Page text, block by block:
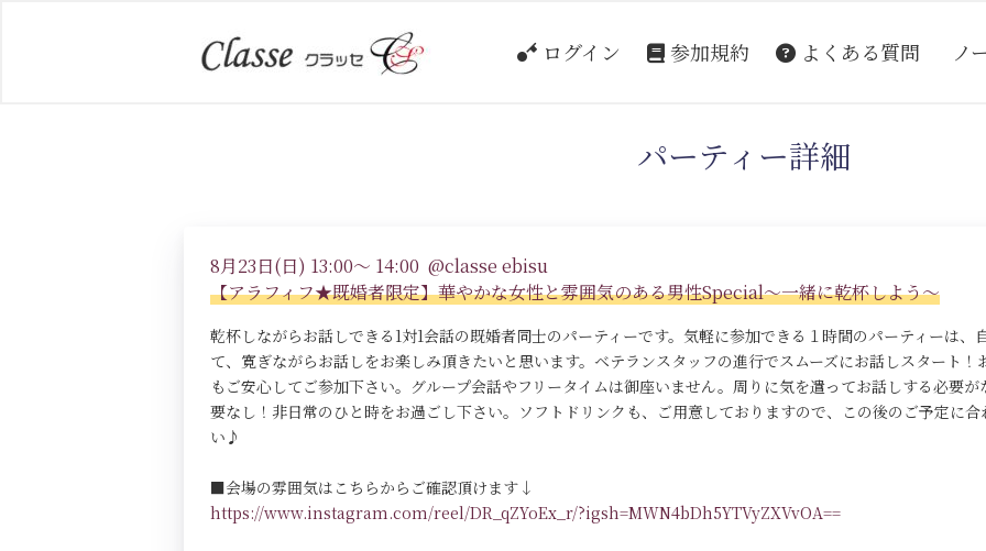
ログイン 参加規約 よくある質問 ノ
パーティー詳細
8月23日(日) 13:00～ 14:00 @classe ebisu
【アラフィフ★既婚者限定】華やかな女性と雰囲気のある男性Special～一緒に乾杯しよう～
乾杯しながらお話しできる1対1会話の既婚者同士のパーティーです。気軽に参加できる１時間のパーティーは
て、寛ぎながらお話しをお楽しみ頂きたいと思います。ベテランスタッフの進行でスムーズにお話しスタート
もご安心してご参加下さい。グループ会話やフリータイムは御座いません。周りに気を遣ってお話しする必要
要なし！非日常のひと時をお過ごし下さい。ソフトドリンクも、ご用意しておりますので、この後のご予定に
い♪
■会場の雰囲気はこちらからご確認頂けます↓
https://www.instagram.com/reel/DR_qZYoEx_r/?igsh=MWN4bDh5YTVyZXVvOA==